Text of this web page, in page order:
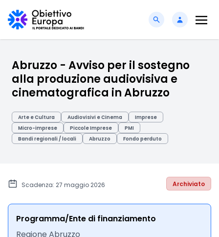
Abruzzo - Avviso per il sostegno
alla produzione audiovisiva e
cinematografica in Abruzzo
Arte e Cultura Audiovisivi e Cinema
Imprese
Micro-imprese
Piccole Imprese
PMI
Bandi regionali / locali
Abruzzo Fondo perduto
Scadenza: 27 maggio 2026 Archiviato
Programma/Ente di finanziamento
Regione Abruzzo